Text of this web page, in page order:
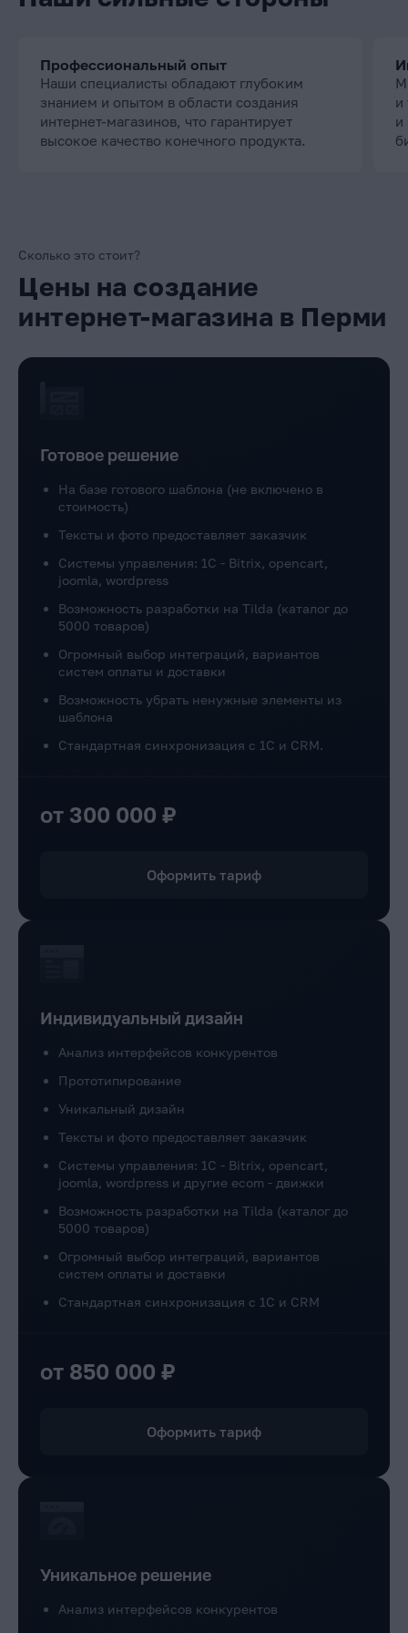
Профессиональный опыт
Наши специалисты обладают глубоким
знанием и опытом в области создания
интернет-магазинов, что гарантирует
высокое качество конечного продукта.
и
и
Сколько это стоит?
Цены на создание
интернет-магазина в Перми
Готовое решение
На базе готового шаблона (не включено в
стоимость)
Тексты и фото предоставляет заказчик
Системы управления: 1C - Bitrix, opencart,
joomla, wordpress
Возможность разработки на Tilda (каталог до
5000 товаров)
Огромный выбор интеграций, вариантов
систем оплаты и доставки
Возможность убрать ненужные элементы из
шаблона
Стандартная синхронизация с 1С и CRM.
от 300 000 ₽
Оформить тариф
Индивидуальный дизайн
Анализ интерфейсов конкурентов
Прототипирование
Уникальный дизайн
Тексты и фото предоставляет заказчик
Системы управления: 1C - Bitrix, opencart,
joomla, wordpress и другие ecom - движки
Возможность разработки на Tilda (каталог до
5000 товаров)
Огромный выбор интеграций, вариантов
систем оплаты и доставки
Стандартная синхронизация с 1С и CRM
от 850 000 ₽
Оформить тариф
Уникальное решение
Анализ интерфейсов конкурентов